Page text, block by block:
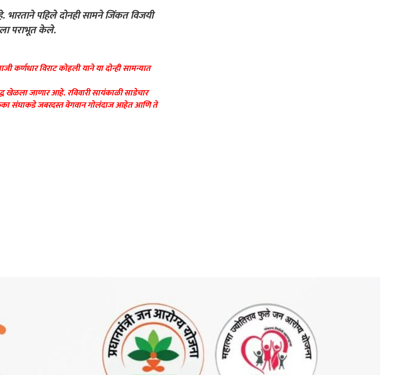
पहिले दोनही सामने जिंकत विजयी
पराभूत केले.
कर्णधार विराट कोहली याने या दोन्ही सामन्यात
खेळला जाणार आहे. रविवारी सायंकाळी साडेचार
संघाकडे जबरदस्त वेगवान गोलंदाज आहेत आणि ते